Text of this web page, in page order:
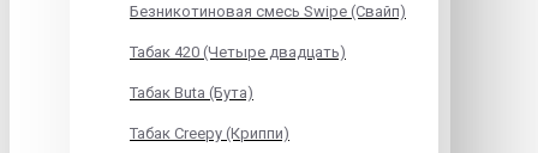
Безникотиновая смесь Swipe (Свайп)
Табак 420 (Четыре двадцать)
Табак Buta (Бута)
Табак Creepy (Криппи)